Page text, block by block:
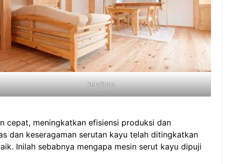
kerajinan
cepat, meningkatkan efisiensi produksi dan
dan keseragaman serutan kayu telah ditingkatkan
Inilah sebabnya mengapa mesin serut kayu dipuji